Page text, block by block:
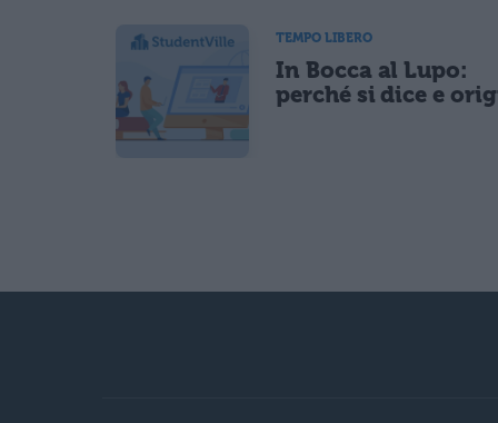
TEMPO LIBERO
In Bocca al Lupo:
perché si dice e